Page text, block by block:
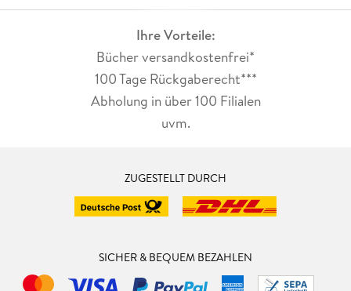
Ihre Vorteile:
Bücher versandkostenfrei*
100 Tage Rückgaberecht***
Abholung in über 100 Filialen
uvm.
ZUGESTELLT DURCH
SICHER & BEQUEM BEZAHLEN